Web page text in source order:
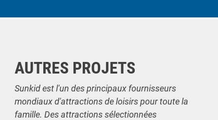
AUTRES PROJETS
Sunkid est l'un des principaux fournisseurs
mondiaux d'attractions de loisirs pour toute la
famille. Des attractions sélectionnées